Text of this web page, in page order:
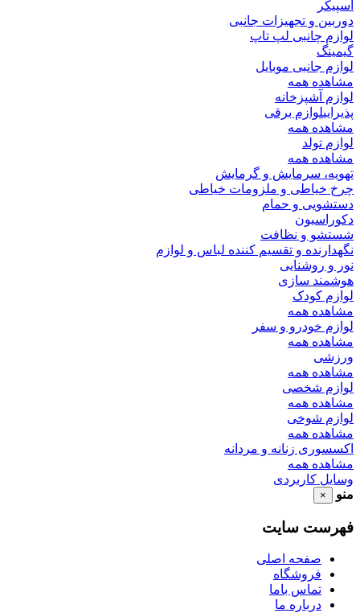
اسپیکر
دوربین و تجهیزات جانبی
لوازم چانبی لپ تاپ
گیمینگ
لوازم جانبی موبایل
مشاهده همه
لوازم آشپزخانه
پذیراییلوازم برقی
مشاهده همه
لوازم تولد
مشاهده همه
تهویه، سرمایش و گرمایش
چرخ خیاطی و ملزومات خیاطی
دستشویی و حمام
دکوراسیون
شستشو و نظافت
نگهدارنده و تقسیم کننده لباس و لوازم
نور و روشنایی
هوشمند سازی
لوازم کودک
مشاهده همه
لوازم خودرو و سفر
مشاهده همه
ورزشی
مشاهده همه
لوازم شخصی
مشاهده همه
لوازم شوخی
مشاهده همه
اکسسوری زنانه و مردانه
مشاهده همه
وسایل کاربردی
منو
×
فهرست سایت
صفحه اصلی
فروشگاه
تماس باما
درباره ما